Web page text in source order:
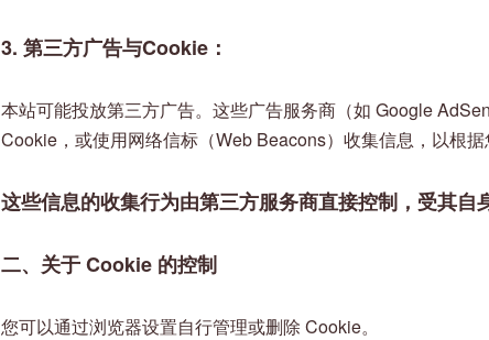
3. 第三方广告与Cookie：
本站可能投放第三方广告。这些广告服务商（如 Google
Cookie，或使用网络信标（Web Beacons）收集信息，以根据
这些信息的收集行为由第三方服务商直接控制，受其自
二、关于 Cookie 的控制
您可以通过浏览器设置自行管理或删除 Cookie。